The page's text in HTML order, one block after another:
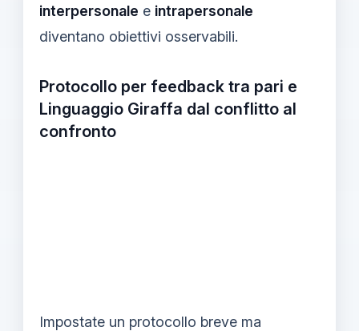
interpersonale e intrapersonale
diventano obiettivi osservabili.
Protocollo per feedback tra pari e
Linguaggio Giraffa dal conflitto al
confronto
Impostate un protocollo breve ma